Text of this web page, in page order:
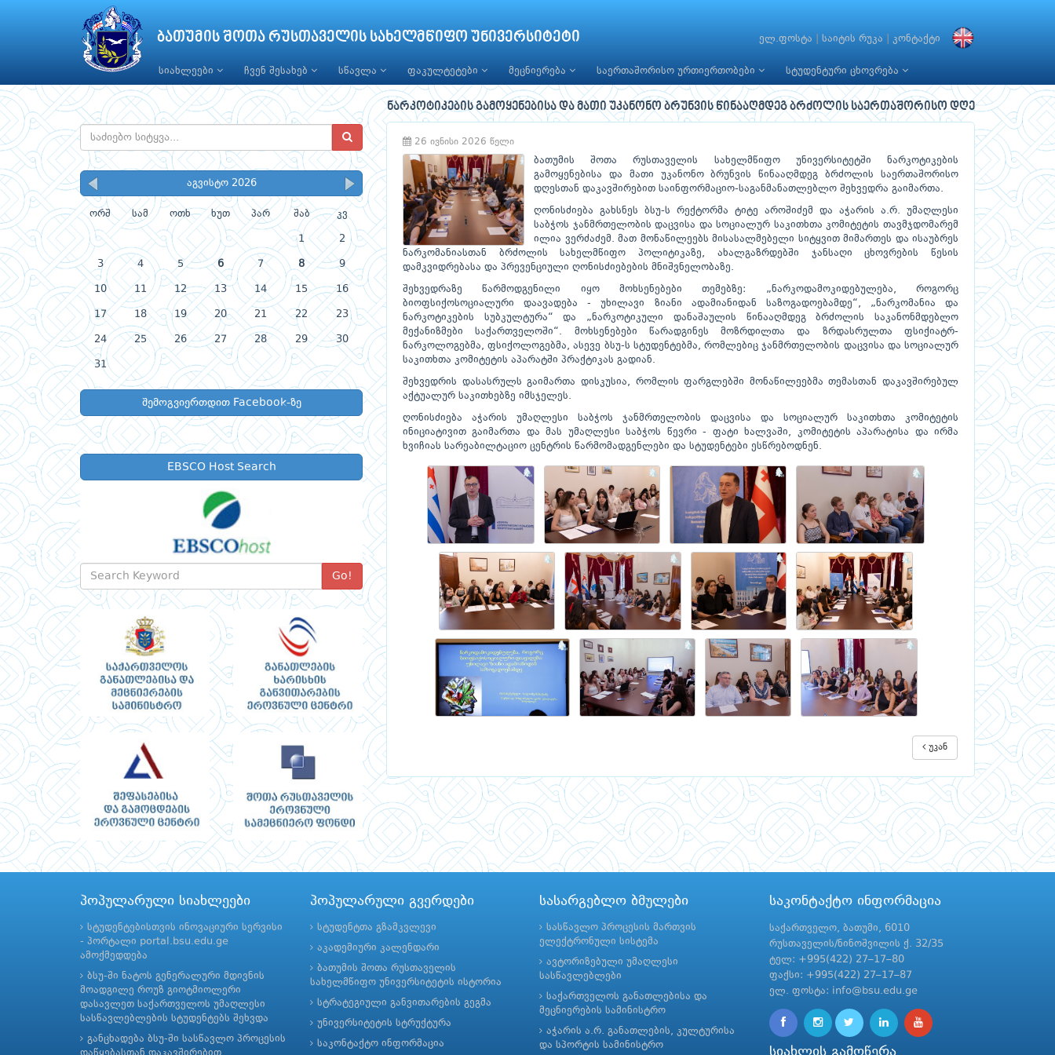
ბათუმის შოთა რუსთაველის სახელმწიფო უნივერსიტეტი ელ.ფოსტა საიტის რუკა კონტაქტი
სიახლეები ჩვენ შესახებ სწავლა ფაკულტეტები მეცნიერება საერთაშორისო ურთიერთობები სტუდენტური ცხოვრება
აგვისტო 2026
ორშ სამ ოთხ ხუთ პარ შაბ კვ
1 2
3 4 5 6 7 8 9
10 11 12 13 14 15 16
17 18 19 20 21 22 23
24 25 26 27 28 29 30
31
შემოგვიერთდით Facebook-ზე
EBSCO Host Search
Go!
ნარკოტიკების გამოყენებისა და მათი უკანონო ბრუნვის წინააღმდეგ ბრძოლის საერთაშორისო დღე
26 ივნისი 2026 წელი
ბათუმის შოთა რუსთაველის სახელმწიფო უნივერსიტეტში ნარკოტიკების
გამოყენებისა და მათი უკანონო ბრუნვის წინააღმდეგ ბრძოლის საერთაშორისო
დღესთან დაკავშირებით საინფორმაციო-საგანმანათლებლო შეხვედრა გაიმართა.
ღონისძიება გახსნეს ბსუ-ს რექტორმა ტიტე აროშიძემ და აჭარის ა.რ. უმაღლესი
საბჭოს ჯანმრთელობის დაცვისა და სოციალურ საკითხთა კომიტეტის თავმჯდომარემ
ილია ვერძაძემ. მათ მონაწილეებს მისასალმებელი სიტყვით მიმართეს და ისაუბრეს
ნარკომანიასთან ბრძოლის სახელმწიფო პოლიტიკაზე, ახალგაზრდებში ჯანსაღი ცხოვრების წესის
დამკვიდრებასა და პრევენციული ღონისძიებების მნიშვნელობაზე.
შეხვედრაზე წარმოდგენილი იყო მოხსენებები თემებზე: „ნარკოდამოკიდებულება, როგორც
ბიოფსიქოსოციალური დაავადება - უხილავი ზიანი ადამიანიდან საზოგადოებამდე“, „ნარკომანია და
ნარკოტიკების სუბკულტურა“ და „ნარკოტიკული დანაშაულის წინააღმდეგ ბრძოლის საკანონმდებლო
მექანიზმები საქართველოში“. მოხსენებები წარადგინეს მოზრდილთა და ზრდასრულთა ფსიქიატრ-
ნარკოლოგებმა, ფსიქოლოგებმა, ასევე ბსუ-ს სტუდენტებმა, რომლებიც ჯანმრთელობის დაცვისა და სოციალურ
საკითხთა კომიტეტის აპარატში პრაქტიკას გადიან.
შეხვედრის დასასრულს გაიმართა დისკუსია, რომლის ფარგლებში მონაწილეებმა თემასთან დაკავშირებულ
აქტუალურ საკითხებზე იმსჯელეს.
ღონისძიება აჭარის უმაღლესი საბჭოს ჯანმრთელობის დაცვისა და სოციალურ საკითხთა კომიტეტის
ინიციატივით გაიმართა და მას უმაღლესი საბჭოს წევრი - ფატი ხალვაში, კომიტეტის აპარატისა და ირმა
ხვიჩიას სარეაბილტაციო ცენტრის წარმომადგენლები და სტუდენტები ესწრებოდნენ.
უკან
პოპულარული სიახლეები
სტუდენტებისთვის ინოვაციური სერვისი
- პორტალი portal.bsu.edu.ge
ამოქმედდება
ბსუ-ში ნატოს გენერალური მდივნის
მოადგილე როუზ გიოტმიოლერი
დასავლეთ საქართველოს უმაღლესი
სასწავლებლების სტუდენტებს შეხვდა
განცხადება ბსუ-ში სასწავლო პროცესის
დაწყებასთან დაკავშირებით
პოპულარული გვერდები
სტუდენტთა გზამკვლევი
აკადემიური კალენდარი
ბათუმის შოთა რუსთაველის
სახელმწიფო უნივერსიტეტის ისტორია
სტრატეგიული განვითარების გეგმა
უნივერსიტეტის სტრუქტურა
საკონტაქტო ინფორმაცია
სასარგებლო ბმულები
სასწავლო პროცესის მართვის
ელექტრონული სისტემა
ავტორიზებული უმაღლესი
სასწავლებლები
საქართველოს განათლებისა და
მეცნიერების სამინისტრო
აჭარის ა.რ. განათლების, კულტურისა
და სპორტის სამინისტრო
საკონტაქტო ინფორმაცია
საქართველო, ბათუმი, 6010
რუსთაველის/ნინოშვილის ქ. 32/35
ტელ: +995(422) 27–17–80
ფაქსი: +995(422) 27–17–87
ელ. ფოსტა: info@bsu.edu.ge
სიახლის გამოწერა